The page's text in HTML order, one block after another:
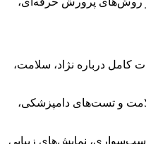
درباره نژاد، سلامت،
و تست‌های دامپزشکی،
اسب‌سواری، نمایش‌های زیبایی